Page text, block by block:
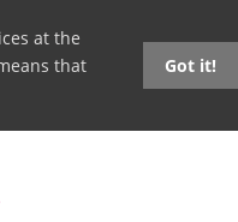
at the
that
Got it!